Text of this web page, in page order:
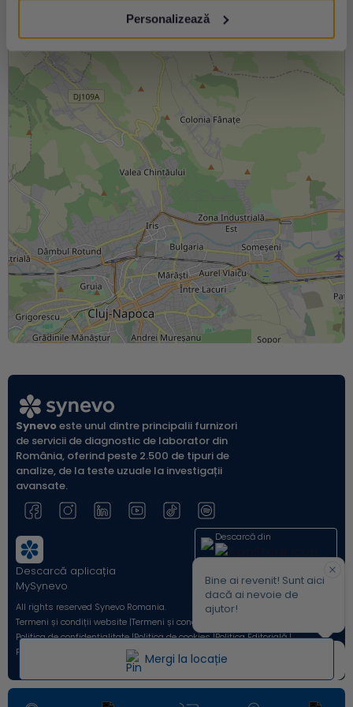
Personalizează
Mergi la locație
Synevoeste unul dintre principalii furnizori
de servicii de diagnostic de laborator din
România, oferind peste 2.500 de tipuri de
analize, de la teste uzuale la investigații
avansate.
Descarcă aplicația
MySynevo
Descarcă din
All rights reserved Synevo Romania.
Termeni și condiții website |Termeni și condiții Shop Online |
Politica de confidențialitate |Politica de cookies |Politica Editorială |
Protecția Consumatorilor - A.N.P.C. |
Avertizori de integritate
Bine ai revenit! Sunt aici
dacă ai nevoie de
ajutor!